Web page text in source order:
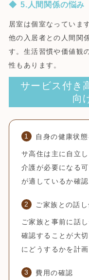
5.人間関係の悩み
居室は個室なっていま
他の入居者との人間関
す。生活習慣や価値観
性もあります。
サービス付き
向
自身の健康状
サ高住は主に自立
介護が必要になる
が適しているか確認
ご家族との話
ご家族と事前に話
確認することが大
にどうするかを計
費用の確認